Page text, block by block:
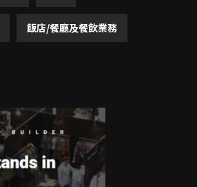
飯店/餐廳及餐飲業務